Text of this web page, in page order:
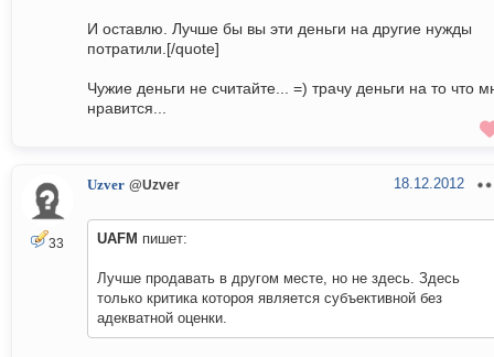
И оставлю. Лучше бы вы эти деньги на другие нужды
потратили.[/quote]
Чужие деньги не считайте... =) трачу деньги на то что
нравится...
33
Uzver @Uzver 18.12.2012
UAFM пишет:
Лучше продавать в другом месте, но не здесь. Здесь
только критика котороя является субъективной без
адекватной оценки.